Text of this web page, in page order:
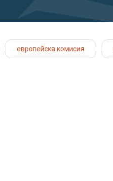
европейска комисия